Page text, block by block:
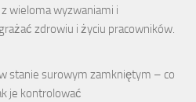
wieloma wyzwaniami i
zdrowiu i życiu pracowników.
stanie surowym zamkniętym – co
je kontrolować